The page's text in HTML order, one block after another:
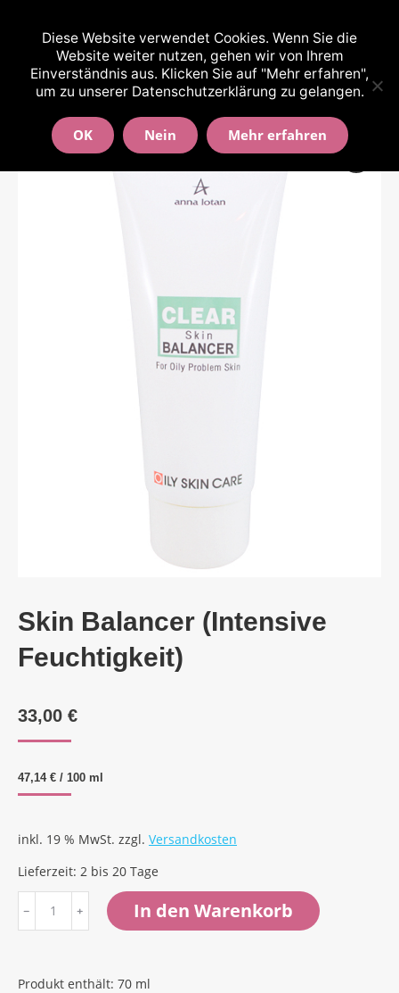
Skin Balancer (Intensive
Feuchtigkeit)
33,00 €
47,14 € / 100 ml
inkl. 19 % MwSt. zzgl. Versandkosten
Lieferzeit: 2 bis 20 Tage
Balancer
Feuchtigkeit)
In den Warenkorb
Produkt enthält: 70 ml
Diese Website verwendet Cookies. Wenn Sie die
Website weiter nutzen, gehen wir von Ihrem
Einverständnis aus. Klicken Sie auf "Mehr erfahren",
um zu unserer Datenschutzerklärung zu gelangen.
OK Nein Mehr erfahren